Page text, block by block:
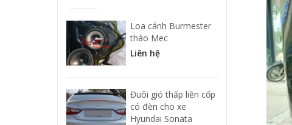
Loa cánh Burmester
tháo Mec
Liên hệ
Đuôi gió thấp liền cốp
có đèn cho xe
Hyundai Sonata